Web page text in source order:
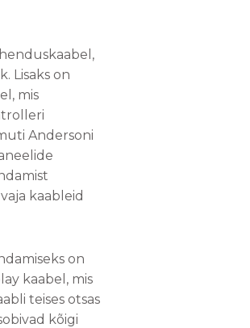
Lisaks on
mis
Andersoni
kaableid
on
kaabel, mis
teises otsas
kõigi